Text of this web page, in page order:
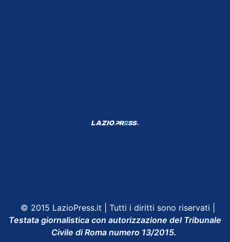
© 2015 LazioPress.it | Tutti i diritti sono riservati |
Testata giornalistica con autorizzazione del Tribunale
Civile di Roma numero 13/2015.